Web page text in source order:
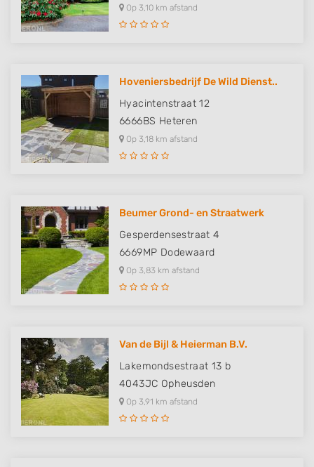
Op 3,10 km afstand
Hoveniersbedrijf De Wild Dienst..
Hyacintenstraat 12
6666BS Heteren
Op 3,18 km afstand
Beumer Grond- en Straatwerk
Gesperdensestraat 4
6669MP Dodewaard
Op 3,83 km afstand
Van de Bijl & Heierman B.V.
Lakemondsestraat 13 b
4043JC Opheusden
Op 3,91 km afstand